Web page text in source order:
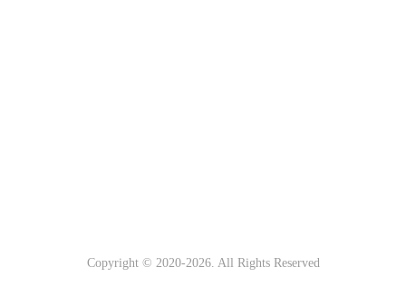
Copyright © 2020-2026. All Rights Reserved